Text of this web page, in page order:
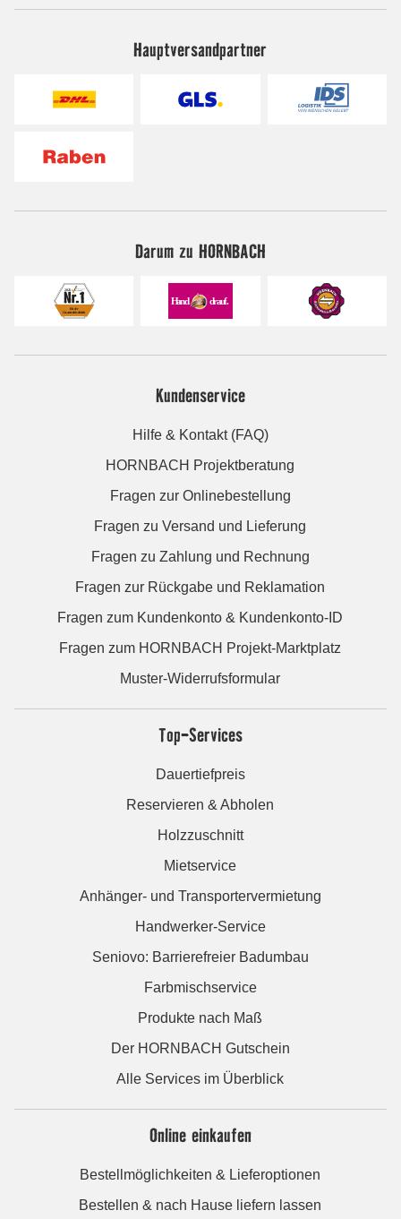
Hauptversandpartner
Darum zu HORNBACH
Kundenservice
Hilfe & Kontakt (FAQ)
HORNBACH Projektberatung
Fragen zur Onlinebestellung
Fragen zu Versand und Lieferung
Fragen zu Zahlung und Rechnung
Fragen zur Rückgabe und Reklamation
Fragen zum Kundenkonto & Kundenkonto-ID
Fragen zum HORNBACH Projekt-Marktplatz
Muster-Widerrufsformular
Top-Services
Dauertiefpreis
Reservieren & Abholen
Holzzuschnitt
Mietservice
Anhänger- und Transportervermietung
Handwerker-Service
Seniovo: Barrierefreier Badumbau
Farbmischservice
Produkte nach Maß
Der HORNBACH Gutschein
Alle Services im Überblick
Online einkaufen
Bestellmöglichkeiten & Lieferoptionen
Bestellen & nach Hause liefern lassen